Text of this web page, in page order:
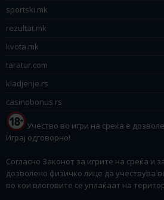
sportski.mk
rezultat.mk
kvota.mk
taratur.com
kladjenje.rs
casinobonus.rs
Учество во игри на среќа е
Играј одговорно!
Согласно Законот за игрите на среќа и
дозволено физичко лице да учествува
во кои влоговите се уплаќаат на